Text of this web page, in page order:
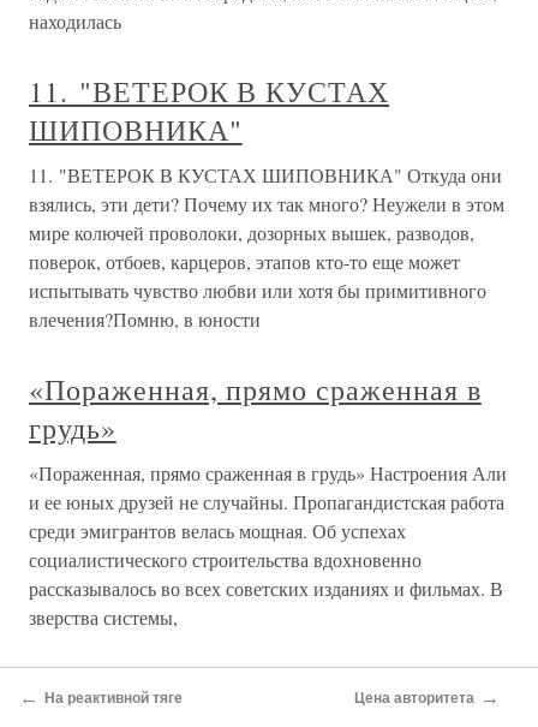
находилась
11. "ВЕТЕРОК В КУСТАХ
ШИПОВНИКА"
11. "ВЕТЕРОК В КУСТАХ ШИПОВНИКА" Откуда они
взялись, эти дети? Почему их так много? Неужели в этом
мире колючей проволоки, дозорных вышек, разводов,
поверок, отбоев, карцеров, этапов кто-то еще может
испытывать чувство любви или хотя бы примитивного
влечения?Помню, в юности
«Пораженная, прямо сраженная в
грудь»
«Пораженная, прямо сраженная в грудь» Настроения Али
и ее юных друзей не случайны. Пропагандистская работа
среди эмигрантов велась мощная. Об успехах
социалистического строительства вдохновенно
рассказывалось во всех советских изданиях и фильмах. В
зверства системы,
НЕПРЕДВИДЕННЫЙ САММИТ В
← На реактивной тяге Цена авторитета →